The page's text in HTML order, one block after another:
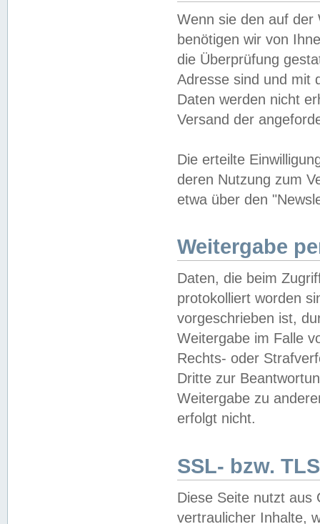
Wenn sie den auf der
benötigen wir von
die Überprüfung
Adresse sind und mit
Daten werden nicht
Versand der
Die erteilte
deren Nutzung zum
etwa über den
Weitergabe
Daten, die beim
protokolliert worden
vorgeschrieben ist,
Weitergabe im Falle
Rechts- oder
Dritte zur
Weitergabe zu
erfolgt nicht.
SSL- bzw.
Diese Seite nutzt aus
vertraulicher Inhalte,